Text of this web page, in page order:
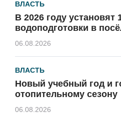
ВЛАСТЬ
В 2026 году установят
водоподготовки в
06.08.2026
ВЛАСТЬ
Новый учебный год и
отопительному сезону
06.08.2026